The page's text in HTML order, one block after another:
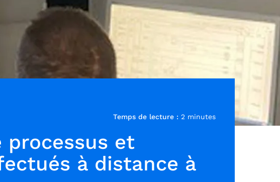
Temps de lecture : 2 minutes
processus et
à distance à